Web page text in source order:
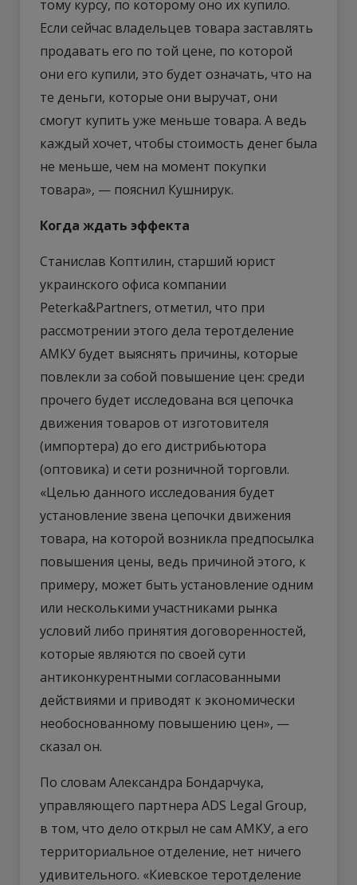
тому курсу, по которому оно их купило.
Если сейчас владельцев товара заставлять
продавать его по той цене, по которой
они его купили, это будет означать, что на
те деньги, которые они выручат, они
смогут купить уже меньше товара. А ведь
каждый хочет, чтобы стоимость денег была
не меньше, чем на момент покупки
товара», — пояснил Кушнирук.
Когда ждать эффекта
Станислав Коптилин, старший юрист
украинского офиса компании
Peterka&Partners, отметил, что при
рассмотрении этого дела теротделение
АМКУ будет выяснять причины, которые
повлекли за собой повышение цен: среди
прочего будет исследована вся цепочка
движения товаров от изготовителя
(импортера) до его дистрибьютора
(оптовика) и сети розничной торговли.
«Целью данного исследования будет
установление звена цепочки движения
товара, на которой возникла предпосылка
повышения цены, ведь причиной этого, к
примеру, может быть установление одним
или несколькими участниками рынка
условий либо принятия договоренностей,
которые являются по своей сути
антиконкурентными согласованными
действиями и приводят к экономически
необоснованному повышению цен», —
сказал он.
По словам Александра Бондарчука,
управляющего партнера ADS Legal Group,
в том, что дело открыл не сам АМКУ, а его
территориальное отделение, нет ничего
удивительного. «Киевское теротделение